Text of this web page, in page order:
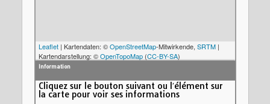
Leaflet| Kartendaten: ©OpenStreetMap-Mitwirkende, SRTM|
Kartendarstellung: ©OpenTopoMap(CC-BY-SA)
Information
Cliquez sur le bouton suivant ou l′élément sur
la carte pour voir ses informations